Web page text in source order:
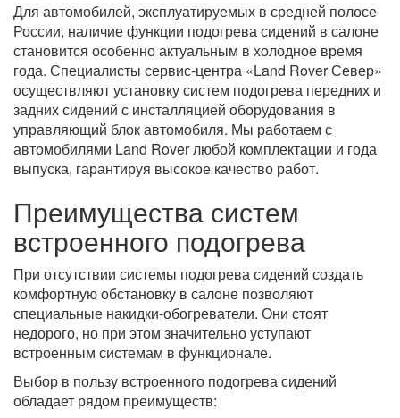
Для автомобилей, эксплуатируемых в средней полосе
России, наличие функции подогрева сидений в салоне
становится особенно актуальным в холодное время
года. Специалисты сервис-центра «Land Rover Север»
осуществляют установку систем подогрева передних и
задних сидений с инсталляцией оборудования в
управляющий блок автомобиля. Мы работаем с
автомобилями Land Rover любой комплектации и года
выпуска, гарантируя высокое качество работ.
Преимущества систем
встроенного подогрева
При отсутствии системы подогрева сидений создать
комфортную обстановку в салоне позволяют
специальные накидки-обогреватели. Они стоят
недорого, но при этом значительно уступают
встроенным системам в функционале.
Выбор в пользу встроенного подогрева сидений
обладает рядом преимуществ: